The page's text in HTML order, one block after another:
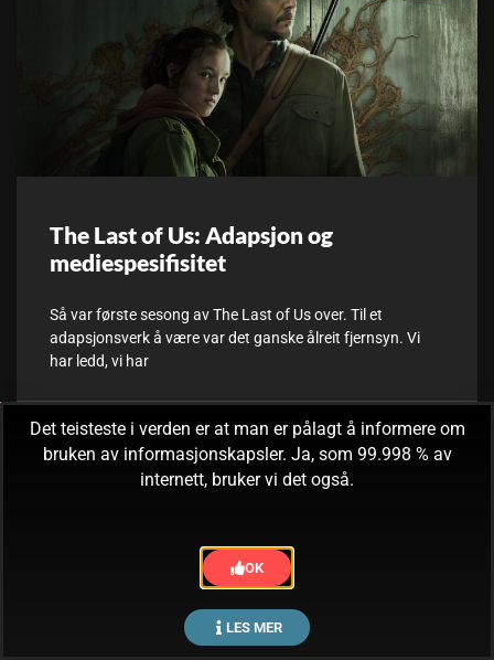
The Last of Us: Adapsjon og
mediespesifisitet
Så var første sesong av The Last of Us over. Til et
adapsjonsverk å være var det ganske ålreit fjernsyn. Vi
har ledd, vi har
15. mars, 2023 Ingen kommentarer
Det teisteste i verden er at man er pålagt å informere om
bruken av informasjonskapsler. Ja, som 99.998 % av
internett, bruker vi det også.
OK
LES MER